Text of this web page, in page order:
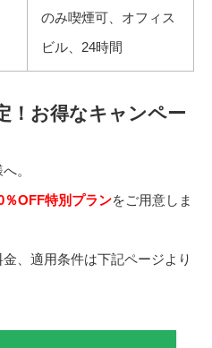
のみ喫煙可、オフィス
ビル、24時間
お得なキャンペー
。
％OFF特別プランをご用意しま
、適用条件は下記ページより